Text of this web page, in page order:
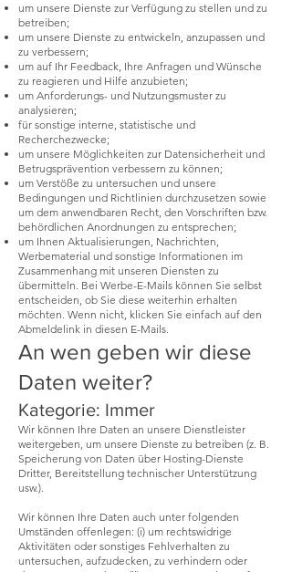
um unsere Dienste zur Verfügung zu stellen und zu
betreiben;
um unsere Dienste zu entwickeln, anzupassen und
zu verbessern;
um auf Ihr Feedback, Ihre Anfragen und Wünsche
zu reagieren und Hilfe anzubieten;
um Anforderungs- und Nutzungsmuster zu
analysieren;
für sonstige interne, statistische und
Recherchezwecke;
um unsere Möglichkeiten zur Datensicherheit und
Betrugsprävention verbessern zu können;
um Verstöße zu untersuchen und unsere
Bedingungen und Richtlinien durchzusetzen sowie
um dem anwendbaren Recht, den Vorschriften bzw.
behördlichen Anordnungen zu entsprechen;
um Ihnen Aktualisierungen, Nachrichten,
Werbematerial und sonstige Informationen im
Zusammenhang mit unseren Diensten zu
übermitteln. Bei Werbe-E-Mails können Sie selbst
entscheiden, ob Sie diese weiterhin erhalten
möchten. Wenn nicht, klicken Sie einfach auf den
Abmeldelink in diesen E-Mails.
An wen geben wir diese
Daten weiter?
Kategorie: Immer
Wir können Ihre Daten an unsere Dienstleister
weitergeben, um unsere Dienste zu betreiben (z. B.
Speicherung von Daten über Hosting-Dienste
Dritter, Bereitstellung technischer Unterstützung
usw.).
Wir können Ihre Daten auch unter folgenden
Umständen offenlegen: (i) um rechtswidrige
Aktivitäten oder sonstiges Fehlverhalten zu
untersuchen, aufzudecken, zu verhindern oder